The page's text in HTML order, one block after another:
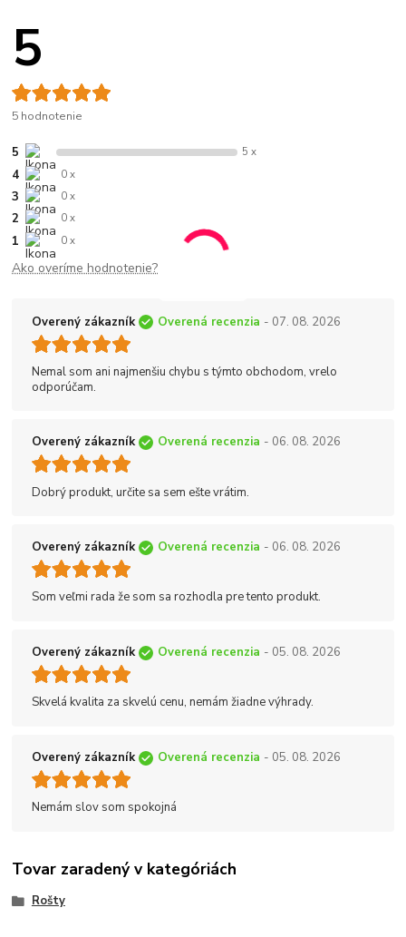
5
5 hodnotenie
5 5 x
4 0 x
3 0 x
2 0 x
1 0 x
Ako overíme hodnotenie?
Overený zákazník Overená recenzia - 07. 08. 2026
Nemal som ani najmenšiu chybu s týmto obchodom, vrelo
odporúčam.
Overený zákazník Overená recenzia - 06. 08. 2026
Dobrý produkt, určite sa sem ešte vrátim.
Overený zákazník Overená recenzia - 06. 08. 2026
Som veľmi rada že som sa rozhodla pre tento produkt.
Overený zákazník Overená recenzia - 05. 08. 2026
Skvelá kvalita za skvelú cenu, nemám žiadne výhrady.
Overený zákazník Overená recenzia - 05. 08. 2026
Nemám slov som spokojná
Tovar zaradený v kategóriách
Rošty